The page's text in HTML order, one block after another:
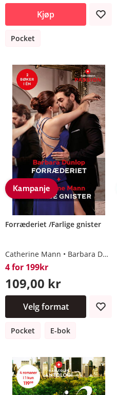
Kjøp
Pocket
Kampanje
Forræderiet /Farlige gnister
Catherine Mann Barbara Dunlop
4 for 199kr
109,00 kr
Velg format
Pocket E-bok